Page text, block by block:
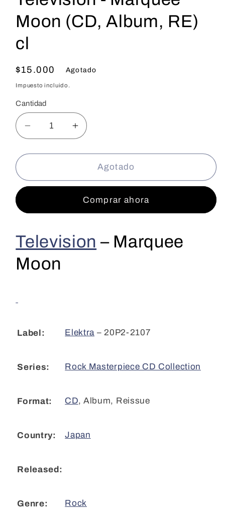
Moon (CD, Album, RE)
cl
Precio
habitual
$15.000 Agotado
Impuesto incluido.
Cantidad
Reducir
cantidad
para
-
(CD,
RE)
cl
Aumentar
cantidad
para
Television
-
Moon
(CD,
RE)
cl
Agotado
Comprar ahora
Television – Marquee
Moon
Label: Elektra – 20P2-2107
Series: Rock Masterpiece CD Collection
Format: CD, Album, Reissue
Country: Japan
Released:
Genre: Rock